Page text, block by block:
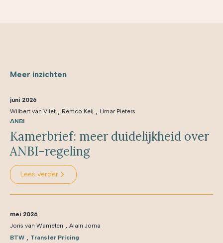
Meer inzichten
juni 2026
Wilbert van Vliet , Remco Keij , Limar Pieters
ANBI
Kamerbrief: meer duidelijkheid over
ANBI-regeling
Lees verder
mei 2026
Joris van Wamelen , Alain Jorna
BTW , Transfer Pricing